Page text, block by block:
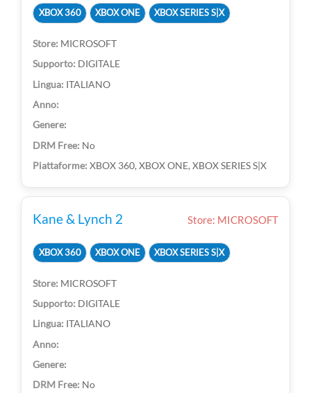
XBOX 360 XBOX ONE XBOX SERIES S|X
MICROSOFT
DIGITALE
ITALIANO
No
XBOX 360, XBOX ONE, XBOX SERIES S|X
Kane & Lynch 2 Store: MICROSOFT
XBOX 360 XBOX ONE XBOX SERIES S|X
MICROSOFT
DIGITALE
ITALIANO
No